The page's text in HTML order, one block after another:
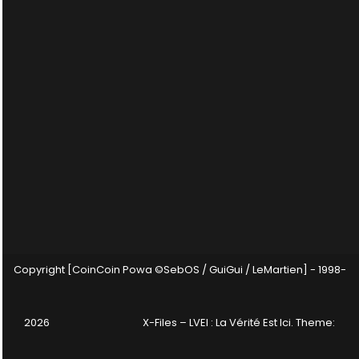
Copyright [CoinCoin Powa ©SebOS / GuiGui / LeMartien] - 1998-
2026 X-Files – LVEI : La Vérité Est Ici. Theme: